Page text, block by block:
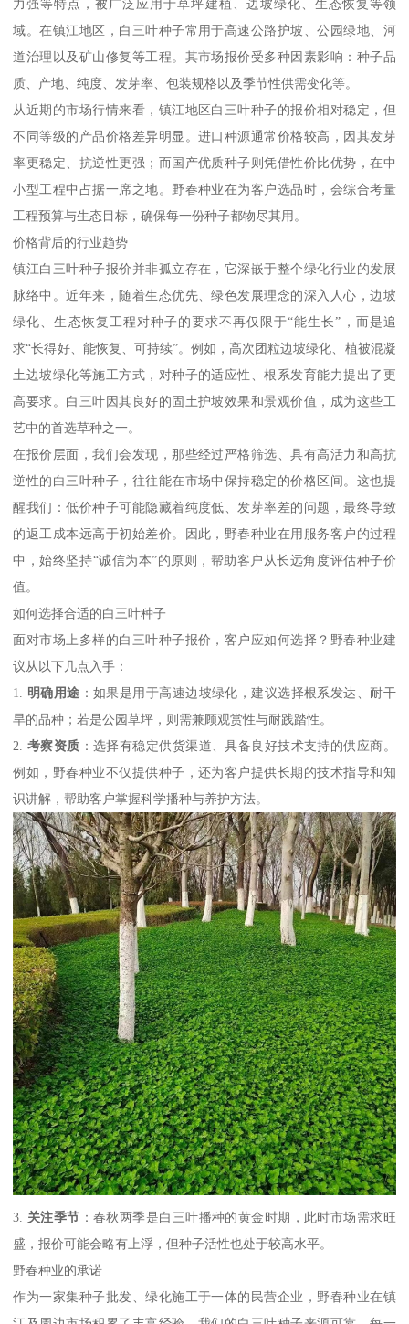
力强等特点，被广泛应用于草坪建植、边坡绿化、生态恢复等领
域。在镇江地区，白三叶种子常用于高速公路护坡、公园绿地、河
道治理以及矿山修复等工程。其市场报价受多种因素影响：种子品
质、产地、纯度、发芽率、包装规格以及季节性供需变化等。
从近期的市场行情来看，镇江地区白三叶种子的报价相对稳定，但
不同等级的产品价格差异明显。进口种源通常价格较高，因其发芽
率更稳定、抗逆性更强；而国产优质种子则凭借性价比优势，在中
小型工程中占据一席之地。野春种业在为客户选品时，会综合考量
工程预算与生态目标，确保每一份种子都物尽其用。
价格背后的行业趋势
镇江白三叶种子报价并非孤立存在，它深嵌于整个绿化行业的发展
脉络中。近年来，随着生态优先、绿色发展理念的深入人心，边坡
绿化、生态恢复工程对种子的要求不再仅限于“能生长”，而是追
求“长得好、能恢复、可持续”。例如，高次团粒边坡绿化、植被混凝
土边坡绿化等施工方式，对种子的适应性、根系发育能力提出了更
高要求。白三叶因其良好的固土护坡效果和景观价值，成为这些工
艺中的首选草种之一。
在报价层面，我们会发现，那些经过严格筛选、具有高活力和高抗
逆性的白三叶种子，往往能在市场中保持稳定的价格区间。这也提
醒我们：低价种子可能隐藏着纯度低、发芽率差的问题，最终导致
的返工成本远高于初始差价。因此，野春种业在用服务客户的过程
中，始终坚持“诚信为本”的原则，帮助客户从长远角度评估种子价
值。
如何选择合适的白三叶种子
面对市场上多样的白三叶种子报价，客户应如何选择？野春种业建
议从以下几点入手：
1. 明确用途 ：如果是用于高速边坡绿化，建议选择根系发达、耐干
旱的品种；若是公园草坪，则需兼顾观赏性与耐践踏性。
2. 考察资质 ：选择有稳定供货渠道、具备良好技术支持的供应商。
例如，野春种业不仅提供种子，还为客户提供长期的技术指导和知
识讲解，帮助客户掌握科学播种与养护方法。
3. 关注季节 ：春秋两季是白三叶播种的黄金时期，此时市场需求旺
盛，报价可能会略有上浮，但种子活性也处于较高水平。
野春种业的承诺
作为一家集种子批发、绿化施工于一体的民营企业，野春种业在镇